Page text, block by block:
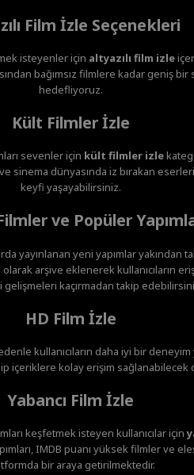
Film İzle Seçenekleri
isteyenler için altyazılı film izle
bağımsız filmlere kadar geniş
hedefliyoruz.
Kült Filmler İzle
sevenler için kült filmler izle
sinema dünyasında iz bırakan
keyfi yaşayabilirsiniz.
ve Popüler
yayınlanan yeni yapımlar yakından
arşive eklenerek kullanıcıların
gelişmeleri kaçırmadan takip
HD Film İzle
kullanıcıların daha iyi bir deneyim
içeriklere kolay erişim sağlanabilecek
Yabancı Film İzle
keşfetmek isteyen kullanıcılar için
IMDB puanı yüksek filmler ve
bir araya getirilmektedir.